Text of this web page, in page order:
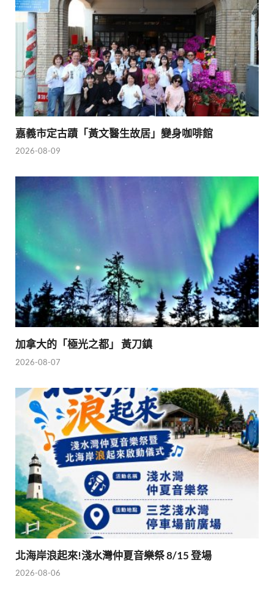
嘉義市定古蹟「黃文醫生故居」變身咖啡館
2026-08-09
加拿大的「極光之都」 黃刀鎮
2026-08-07
北海岸浪起來!淺水灣仲夏音樂祭 8/15 登場
2026-08-06